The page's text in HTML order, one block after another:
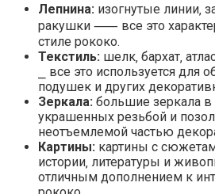
Лепнина: изогнутые линии‚
ракушки ⸺ все это
стиле рококо.
Текстиль: шелк‚ бархат‚
⎯ все это используется для
подушек и других
Зеркала: большие зеркала в
украшенных резьбой и
неотъемлемой частью
Картины: картины с
истории‚ литературы и
отличным дополнением к